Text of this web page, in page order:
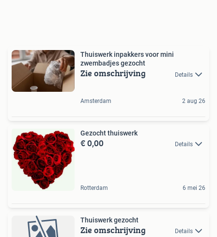
Thuiswerk inpakkers voor mini
zwembadjes gezocht
Zie omschrijving Details
Amsterdam 2 aug 26
Gezocht thuiswerk
€ 0,00 Details
Rotterdam 6 mei 26
Thuiswerk gezocht
Zie omschrijving Details